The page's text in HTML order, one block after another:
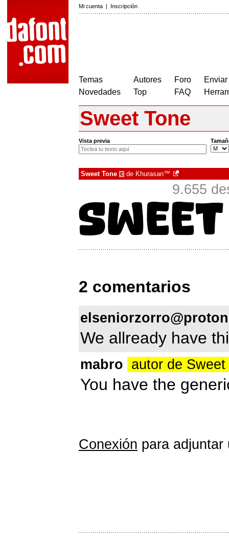
Mi cuenta | Inscripción
Temas
Novedades
Autores
Top
Foro
FAQ
Sweet Tone
Vista previa
Sweet Tone € de Khurasan™
9.655
2 comentarios
We allready have
mabro autor de
You have the
Conexión para adjuntar